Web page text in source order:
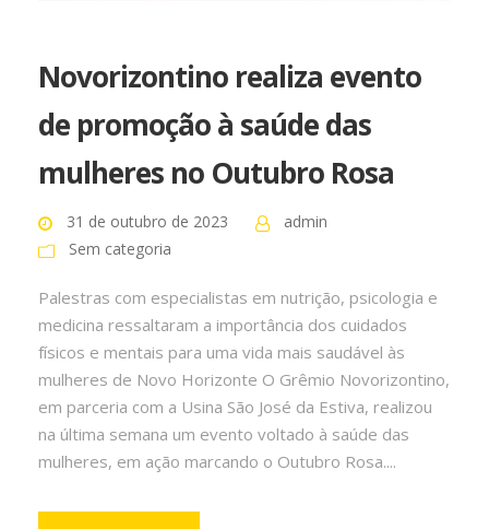
Novorizontino realiza evento
de promoção à saúde das
mulheres no Outubro Rosa
31 de outubro de 2023
admin
Sem categoria
Palestras com especialistas em nutrição, psicologia e
medicina ressaltaram a importância dos cuidados
físicos e mentais para uma vida mais saudável às
mulheres de Novo Horizonte O Grêmio Novorizontino,
em parceria com a Usina São José da Estiva, realizou
na última semana um evento voltado à saúde das
mulheres, em ação marcando o Outubro Rosa....